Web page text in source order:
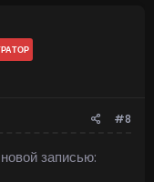
#8
новой записью: